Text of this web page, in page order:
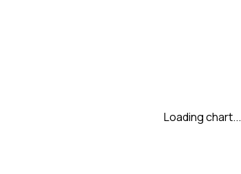
Loading chart...